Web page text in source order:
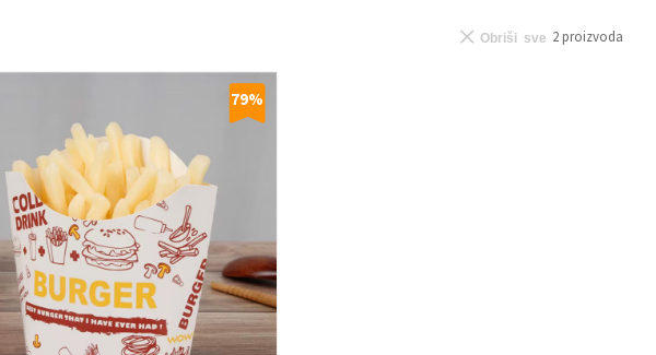
2 proizvoda
Obriši sve
79%